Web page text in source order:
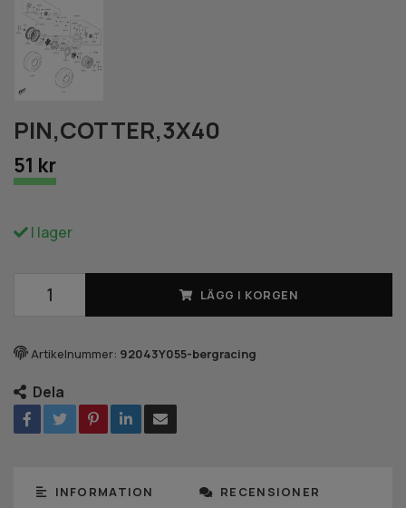
PIN,COTTER,3X40
51 kr
I lager
LÄGG I KORGEN
Artikelnummer: 92043Y055-bergracing
Dela
INFORMATION RECENSIONER